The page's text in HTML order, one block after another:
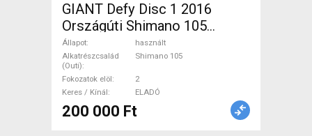
GIANT Defy Disc 1 2016
Országúti Shimano 105
tárcsafék használt ELADÓ
Állapot
használt
Alkatrészcsalád
(Outi)
Shimano 105
Fokozatok elöl
2
Keres / Kínál
ELADÓ
200 000 Ft